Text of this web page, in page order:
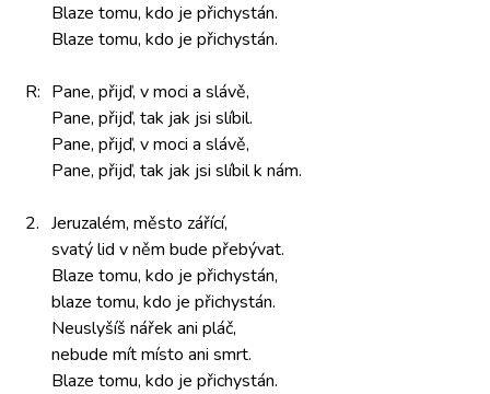
Blaze tomu, kdo je přichystán.
Blaze tomu, kdo je přichystán.
R: Pane, přijď, v moci a slávě,
Pane, přijď, tak jak jsi slíbil.
Pane, přijď, v moci a slávě,
Pane, přijď, tak jak jsi slíbilk nám.
2. Jeruzalém, město zářící,
svatý lid v něm bude přebývat.
Blaze tomu, kdo je přichystán,
blaze tomu, kdo je přichystán.
Neuslyšíš nářek ani pláč,
nebude mítmísto ani smrt.
Blaze tomu, kdo je přichystán.